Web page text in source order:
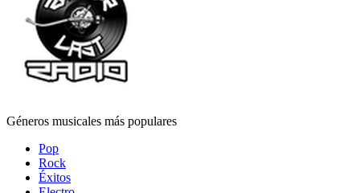
Géneros musicales más populares
Pop
Rock
Éxitos